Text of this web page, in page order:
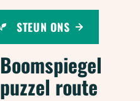
STEUN ONS
Boomspiegel
puzzel route